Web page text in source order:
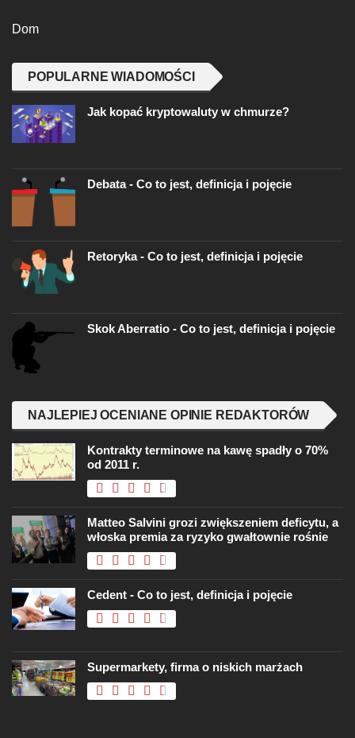
Dom
POPULARNE WIADOMOŚCI
Jak kopać kryptowaluty w chmurze?
Debata - Co to jest, definicja i pojęcie
Retoryka - Co to jest, definicja i pojęcie
Skok Aberratio - Co to jest, definicja i pojęcie
NAJLEPIEJ OCENIANE OPINIE REDAKTORÓW
Kontrakty terminowe na kawę spadły o 70%
od 2011 r.
Matteo Salvini grozi zwiększeniem deficytu, a
włoska premia za ryzyko gwałtownie rośnie
Cedent - Co to jest, definicja i pojęcie
Supermarkety, firma o niskich marżach